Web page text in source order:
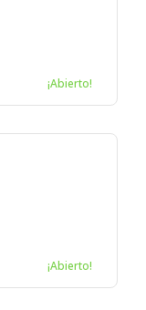
¡Abierto!
¡Abierto!